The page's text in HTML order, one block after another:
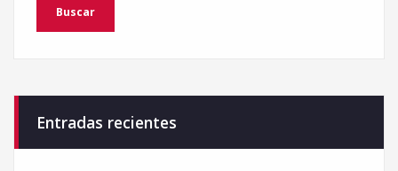
Entradas recientes